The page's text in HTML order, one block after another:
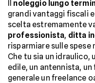
Il noleggio lungo
grandi vantaggi fiscali
scelta estremamente
professionista, ditta
risparmiare sulle
Che tu sia un
edile, un antennista,
generale un freelance